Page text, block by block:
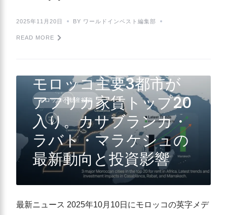
2025年11月20日 BY ワールドインベスト編集部
READ MORE
モロッコ不動産投資
モロッコ主要3都市が
アフリカ家賃トップ20
入り。カサブランカ・
ラバト・マラケシュの
最新動向と投資影響
最新ニュース 2025年10月10日にモロッコの英字メデ